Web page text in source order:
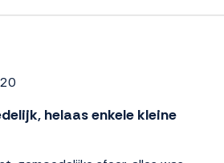
helaas enkele kleine